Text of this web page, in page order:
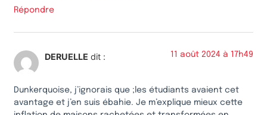
Répondre
DERUELLE dit : 11 août 2024 à 17h49
Dunkerquoise, j’ignorais que ;les étudiants avaient cet
avantage et j’en suis ébahie. Je m’explique mieux cette